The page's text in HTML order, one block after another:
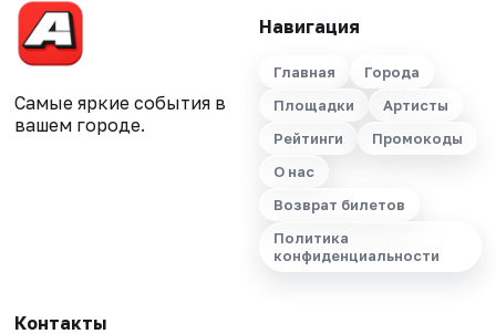
Самые яркие события в
вашем городе.
Навигация
Главная
Города
Площадки
Артисты
Рейтинги
Промокоды
О нас
Возврат билетов
Политика
конфиденциальности
Контакты